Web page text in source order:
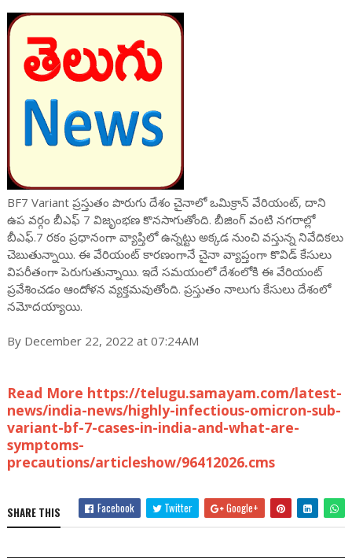
BF7 Variant ప్రస్తుతం పొరుగు దేశం చైనాలో ఒమిక్రాన్‌ వేరియంట్‌, దాని
ఉప వర్గం బీఎఫ్ 7 విజృంభణ కొనసాగుతోంది. బీజింగ్‌ వంటి నగరాల్లో
బీఎఫ్‌.7 రకం ప్రధానంగా వ్యాప్తిలో ఉన్నట్టు అక్కడ నుంచి వస్తున్న నివేదికలు
చెబుతున్నాయి. ఈ వేరియంట్‌ కారణంగానే చైనా వ్యాప్తంగా కొవిడ్‌ కేసులు
విపరీతంగా పెరుగుతున్నాయి. ఇదే సమయంలో దేశంలోకి ఈ వేరియంట్
ప్రవేశించడం ఆందోళన వ్యక్తమవుతోంది. ప్రస్తుతం నాలుగు కేసులు దేశంలో
నమోదయ్యాయి.
By December 22, 2022 at 07:24AM
Read More https://telugu.samayam.com/latest-
news/india-news/highly-infectious-omicron-sub-
variant-bf-7-cases-in-india-and-what-are-
symptoms-
precautions/articleshow/96412026.cms
SHARE THIS Facebook Twitter Google+